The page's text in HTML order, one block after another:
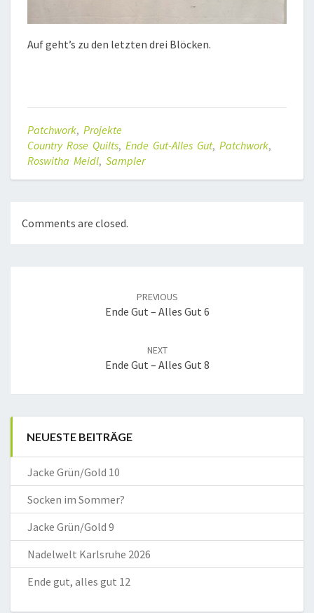
Auf geht’s zu den letzten drei Blöcken.
Patchwork, Projekte
Country Rose Quilts, Ende Gut-Alles Gut, Patchwork,
Roswitha Meidl, Sampler
Comments are closed.
PREVIOUS
Ende Gut – Alles Gut 6
NEXT
Ende Gut – Alles Gut 8
NEUESTE BEITRÄGE
Jacke Grün/Gold 10
Socken im Sommer?
Jacke Grün/Gold 9
Nadelwelt Karlsruhe 2026
Ende gut, alles gut 12